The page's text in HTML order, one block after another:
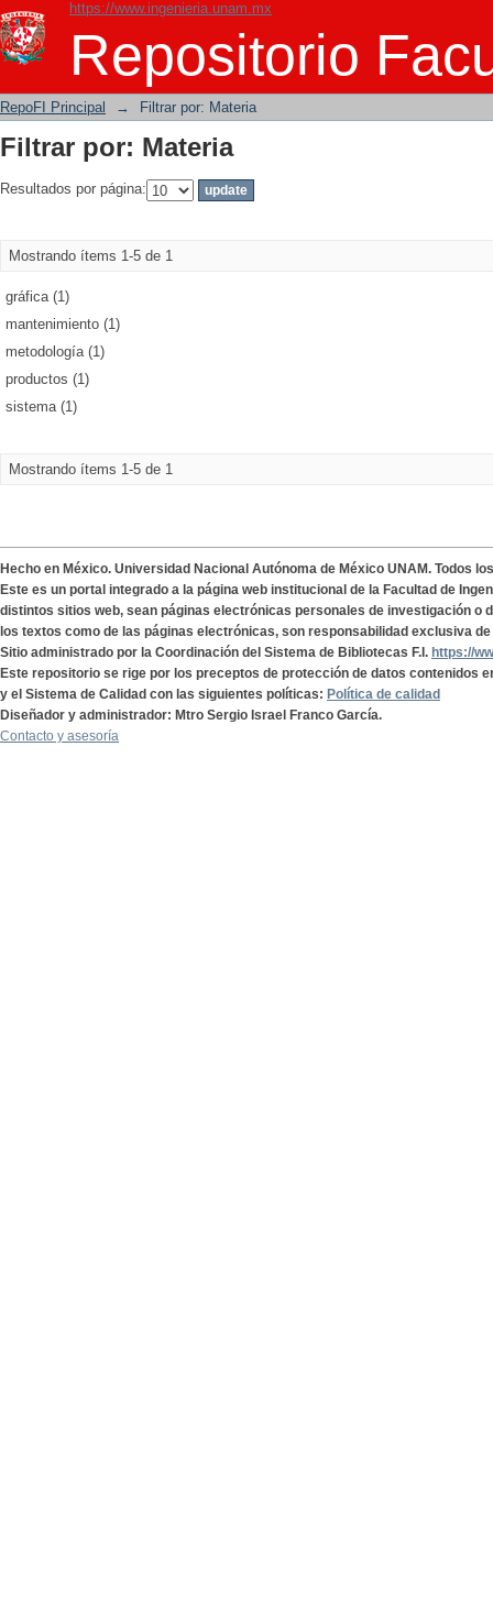
https://www.ingenieria.unam.mx
Repositorio
Filtrar por: Materia
RepoFI Principal → Filtrar por: Materia
Filtrar por: Materia
Resultados por página:
Mostrando ítems 1-5 de 1
gráfica (1)
mantenimiento (1)
metodología (1)
productos (1)
sistema (1)
Mostrando ítems 1-5 de 1
Hecho en México. Universidad Nacional Autónoma de México UNAM. Todos
Este es un portal integrado a la página web institucional de la Facultad de
distintos sitios web, sean páginas electrónicas personales de investigación o
los textos como de las páginas electrónicas, son responsabilidad exclusiva
Sitio administrado por la Coordinación del Sistema de Bibliotecas F.I. https://
Este repositorio se rige por los preceptos de protección de datos contenidos
y el Sistema de Calidad con las siguientes políticas: Política de calidad
Diseñador y administrador: Mtro Sergio Israel Franco García.
Contacto y asesoría